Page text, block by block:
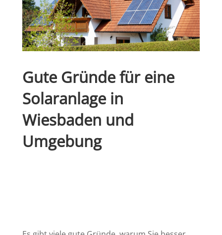
Gute Gründe für eine
Solaranlage in
Wiesbaden und
Umgebung